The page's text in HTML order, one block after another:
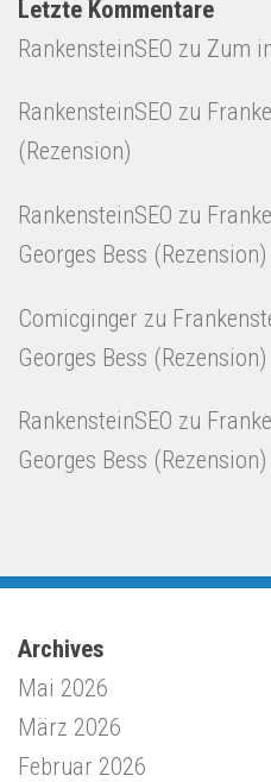
Letzte Kommentare
RankensteinSEO zu Zum
RankensteinSEO zu
(Rezension)
RankensteinSEO zu
Georges Bess (Rezension)
Comicginger zu
Georges Bess (Rezension)
RankensteinSEO zu
Georges Bess (Rezension)
Archives
Mai 2026
März 2026
Februar 2026